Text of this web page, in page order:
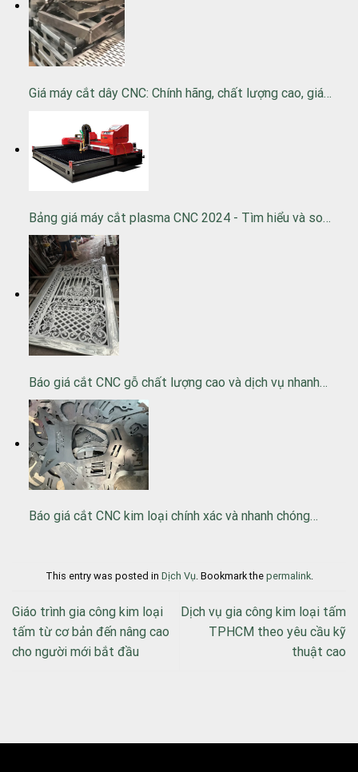
Giá máy cắt dây CNC: Chính hãng, chất lượng cao, giá…
Bảng giá máy cắt plasma CNC 2024 - Tìm hiểu và so…
Báo giá cắt CNC gỗ chất lượng cao và dịch vụ nhanh…
Báo giá cắt CNC kim loại chính xác và nhanh chóng…
This entry was posted in Dịch Vụ. Bookmark the permalink.
Giáo trình gia công kim loại
tấm từ cơ bản đến nâng cao
cho người mới bắt đầu
Dịch vụ gia công kim loại tấm
TPHCM theo yêu cầu kỹ
thuật cao